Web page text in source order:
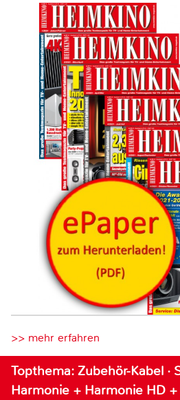
>> mehr erfahren
Topthema: Zubehör-Kabel ·
Harmonie + Harmonie HD